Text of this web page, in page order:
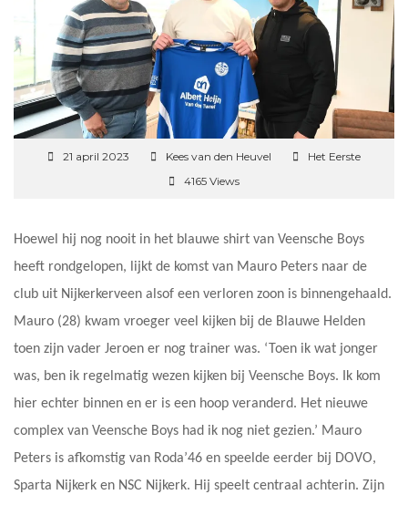
21 april 2023 Kees van den Heuvel
Het Eerste
4165 Views
Hoewel hij nog nooit in het blauwe shirt van Veensche Boys
heeft rondgelopen, lijkt de komst van Mauro Peters naar de
club uit Nijkerkerveen alsof een verloren zoon is binnengehaald.
Mauro (28) kwam vroeger veel kijken bij de Blauwe Helden
toen zijn vader Jeroen er nog trainer was. ‘Toen ik wat jonger
was, ben ik regelmatig wezen kijken bij Veensche Boys. Ik kom
hier echter binnen en er is een hoop veranderd. Het nieuwe
complex van Veensche Boys had ik nog niet gezien.’ Mauro
Peters is afkomstig van Roda’46 en speelde eerder bij DOVO,
Sparta Nijkerk en NSC Nijkerk. Hij speelt centraal achterin. Zijn